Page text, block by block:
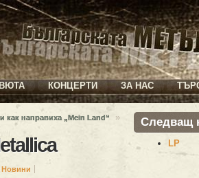
КОНЦЕРТИ ЗА НАС
как направиха „Mein Land“ »
Новини
Следващ
LP